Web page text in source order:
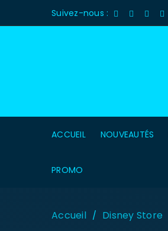
Suivez-nous :
ACCUEIL NOUVEAUTÉS
PROMO
Accueil / Disney Store